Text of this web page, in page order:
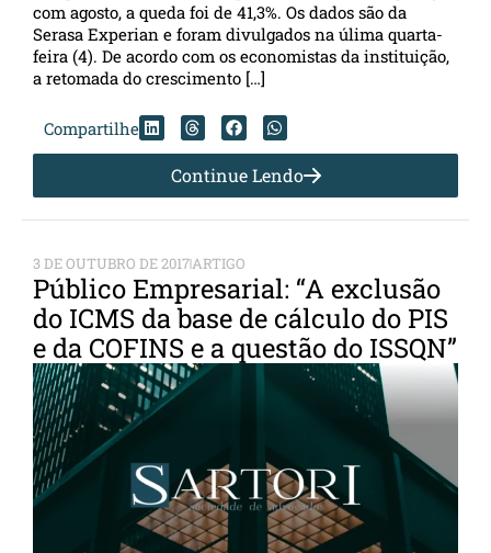
com agosto, a queda foi de 41,3%. Os dados são da
Serasa Experian e foram divulgados na úlima quarta-
feira (4). De acordo com os economistas da instituição,
a retomada do crescimento […]
Compartilhe
Continue Lendo
3 DE OUTUBRO DE 2017ARTIGO
Público Empresarial: “A exclusão
do ICMS da base de cálculo do PIS
e da COFINS e a questão do ISSQN”